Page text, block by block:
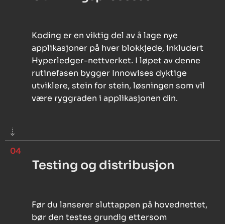
Koding er en viktig del av å lage nye
applikasjoner på hver blokkjede, inkludert
Hyperledger-nettverket. I løpet av denne
rutinefasen bygger Innowises dyktige
utviklere, stein for stein, løsningen som vil
være ryggraden i applikasjonen din.
04
Testing og distribusjon
Før du lanserer sluttappen på hovednettet,
bør den testes grundig ettersom